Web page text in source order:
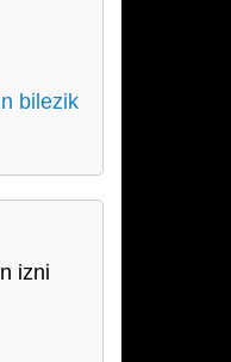
bilezik
izni